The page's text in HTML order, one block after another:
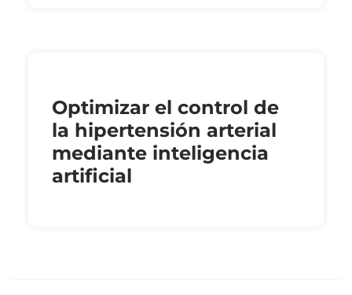
Optimizar el control de
la hipertensión arterial
mediante inteligencia
artificial